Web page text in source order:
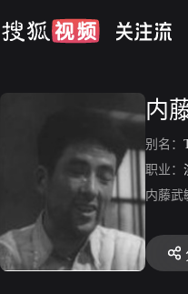
内
别名：
职业：
内藤武